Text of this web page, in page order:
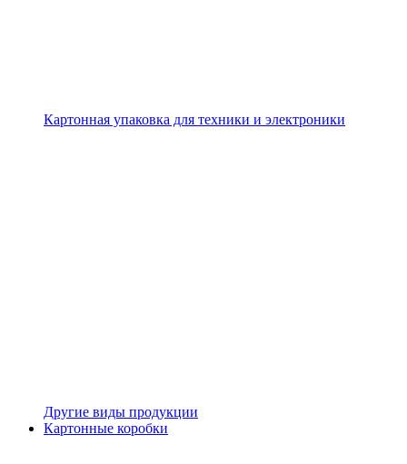
Картонная упаковка для техники и электроники
Другие виды продукции
Картонные коробки